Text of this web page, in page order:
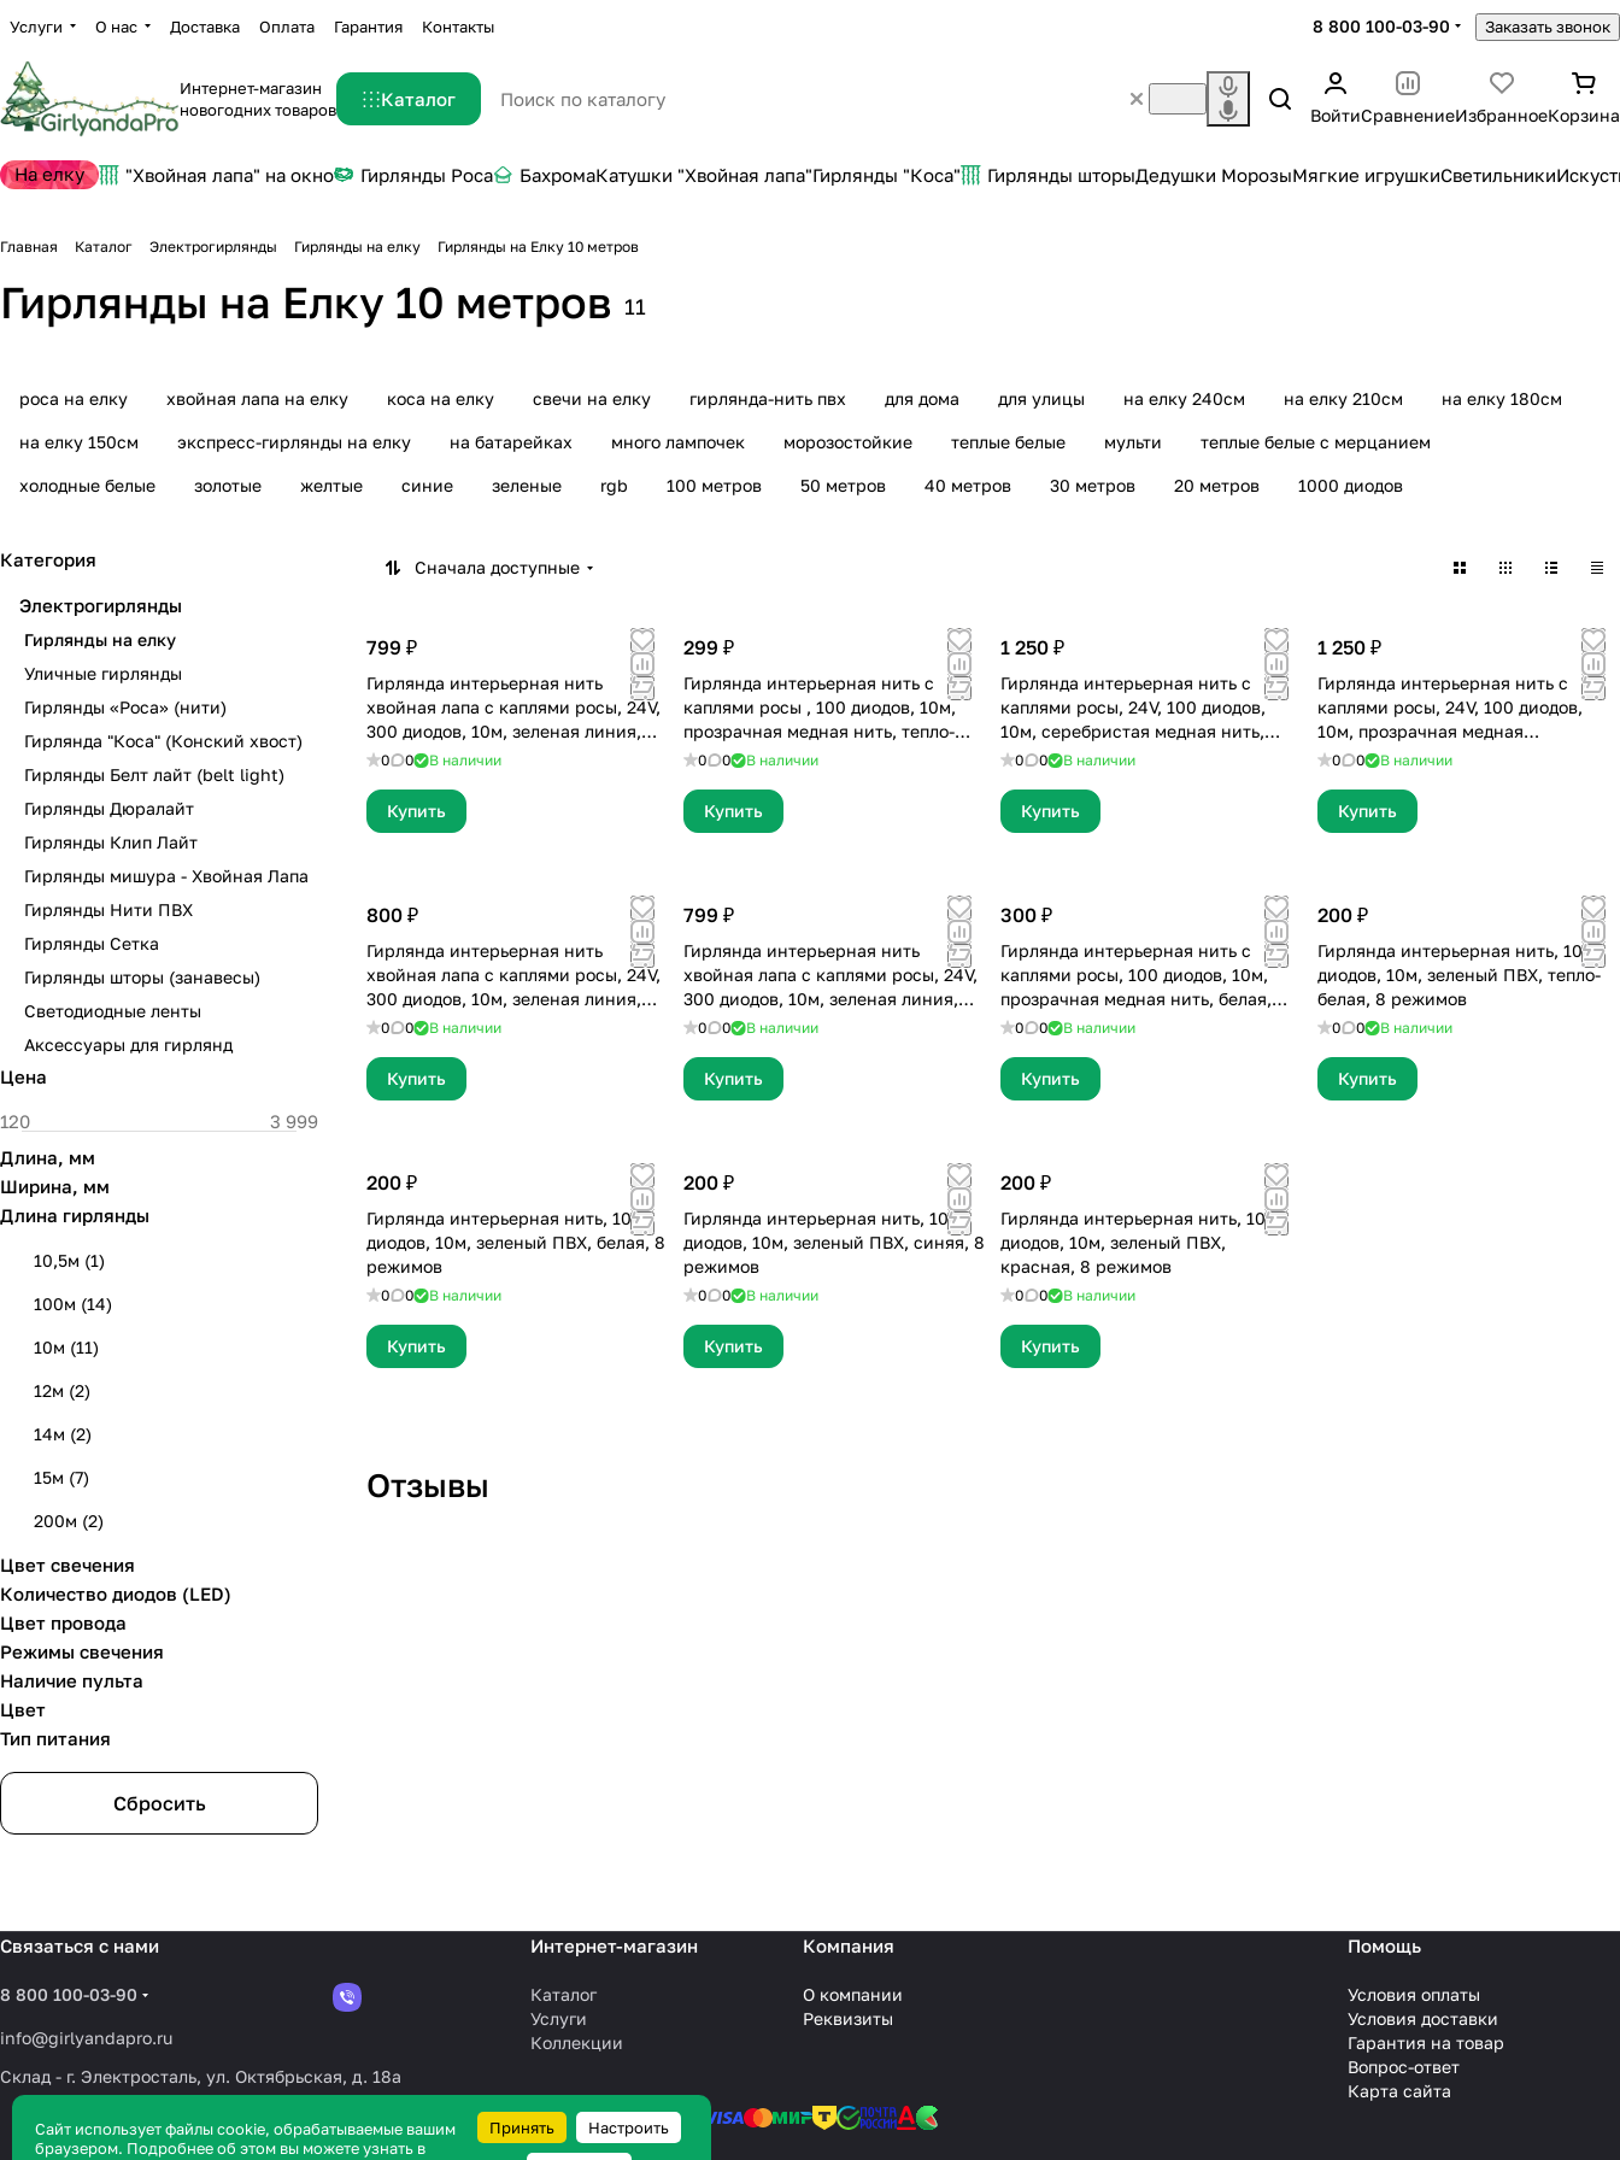
Услуги О нас Доставка Оплата Гарантия Контакты 8 800 100-03-90 Заказать звонок
Интернет-магазин
новогодних товаров
Каталог
ВойтиСравнениеИзбранноеКорзина
На елку "Хвойная лапа" на окно Гирлянды Роса БахромаКатушки "Хвойная лапа"Гирлянды "Коса" Гирлянды шторыДедушки МорозыМягкие игрушкиСветильники
Главная Каталог Электрогирлянды Гирлянды на елку Гирлянды на Елку 10 метров
Гирлянды на Елку 10 метров 11
роса на елку хвойная лапа на елку коса на елку свечи на елку гирлянда-нить пвх для дома для улицы на елку 240см на елку 210см на елку 180см
на елку 150см экспресс-гирлянды на елку на батарейках много лампочек морозостойкие теплые белые мульти теплые белые c мерцанием
холодные белые золотые желтые синие зеленые rgb 100 метров 50 метров 40 метров 30 метров 20 метров 1000 диодов
Сначала доступные
799 ₽
Гирлянда интерьерная нить
хвойная лапа с каплями росы, 24V,
300 диодов, 10м, зеленая линия,
холодный белый
0 0 В наличии
Купить
299 ₽
Гирлянда интерьерная нить с
каплями росы , 100 диодов, 10м,
прозрачная медная нить, тепло-
белая, бокс с батарейками,+USB
0 0 В наличии
Купить
1 250 ₽
Гирлянда интерьерная нить с
каплями росы, 24V, 100 диодов,
10м, серебристая медная нить,
хамелеон, USB, пульт
0 0 В наличии
Купить
1 250 ₽
Гирлянда интерьерная нить с
каплями росы, 24V, 100 диодов,
10м, прозрачная медная
нить,тепло-белая, USB, пульт
0 0 В наличии
Купить
800 ₽
Гирлянда интерьерная нить
хвойная лапа с каплями росы, 24V,
300 диодов, 10м, зеленая линия,
мульти, с пультом
0 0 В наличии
Купить
799 ₽
Гирлянда интерьерная нить
хвойная лапа с каплями росы, 24V,
300 диодов, 10м, зеленая линия,
тепло-белая
0 0 В наличии
Купить
300 ₽
Гирлянда интерьерная нить с
каплями росы, 100 диодов, 10м,
прозрачная медная нить, белая,
бокс с батарейками R6,+USB
0 0 В наличии
Купить
200 ₽
Гирлянда интерьерная нить, 100
диодов, 10м, зеленый ПВХ, тепло-
белая, 8 режимов
0 0 В наличии
Купить
200 ₽
Гирлянда интерьерная нить, 100
диодов, 10м, зеленый ПВХ, белая, 8
режимов
0 0 В наличии
Купить
200 ₽
Гирлянда интерьерная нить, 100
диодов, 10м, зеленый ПВХ, синяя, 8
режимов
0 0 В наличии
Купить
200 ₽
Гирлянда интерьерная нить, 100
диодов, 10м, зеленый ПВХ,
красная, 8 режимов
0 0 В наличии
Купить
Отзывы
Категория
Электрогирлянды
Гирлянды на елку
Уличные гирлянды
Гирлянды «Роса» (нити)
Гирлянда "Коса" (Конский хвост)
Гирлянды Белт лайт (belt light)
Гирлянды Дюралайт
Гирлянды Клип Лайт
Гирлянды мишура - Хвойная Лапа
Гирлянды Нити ПВХ
Гирлянды Сетка
Гирлянды шторы (занавесы)
Светодиодные ленты
Аксессуары для гирлянд
Цена
Длина, мм
Ширина, мм
Длина гирлянды
10,5м (1)
100м (14)
10м (11)
12м (2)
14м (2)
15м (7)
200м (2)
20м(10)
22,5м (7)
28м( 1)
2м(1
3,75м(1)
50м(20 )
5м(3)
7,5м(7)
Цвет свечения
Количество диодов (LED)
Цвет провода
Режимы свечения
Наличие пульта
Цвет
Тип питания
Сбросить
Связаться с нами
8 800 100-03-90
info@girlyandapro.ru
Склад - г. Электросталь, ул. Октябрьская, д. 18а
Интернет-магазин
Каталог
Услуги
Коллекции
Компания
О компании
Реквизиты
Помощь
Условия оплаты
Условия доставки
Гарантия на товар
Вопрос-ответ
Карта сайта
Сайт использует файлы cookie, обрабатываемые вашим
браузером. Подробнее об этом вы можете узнать в
Принять Настроить